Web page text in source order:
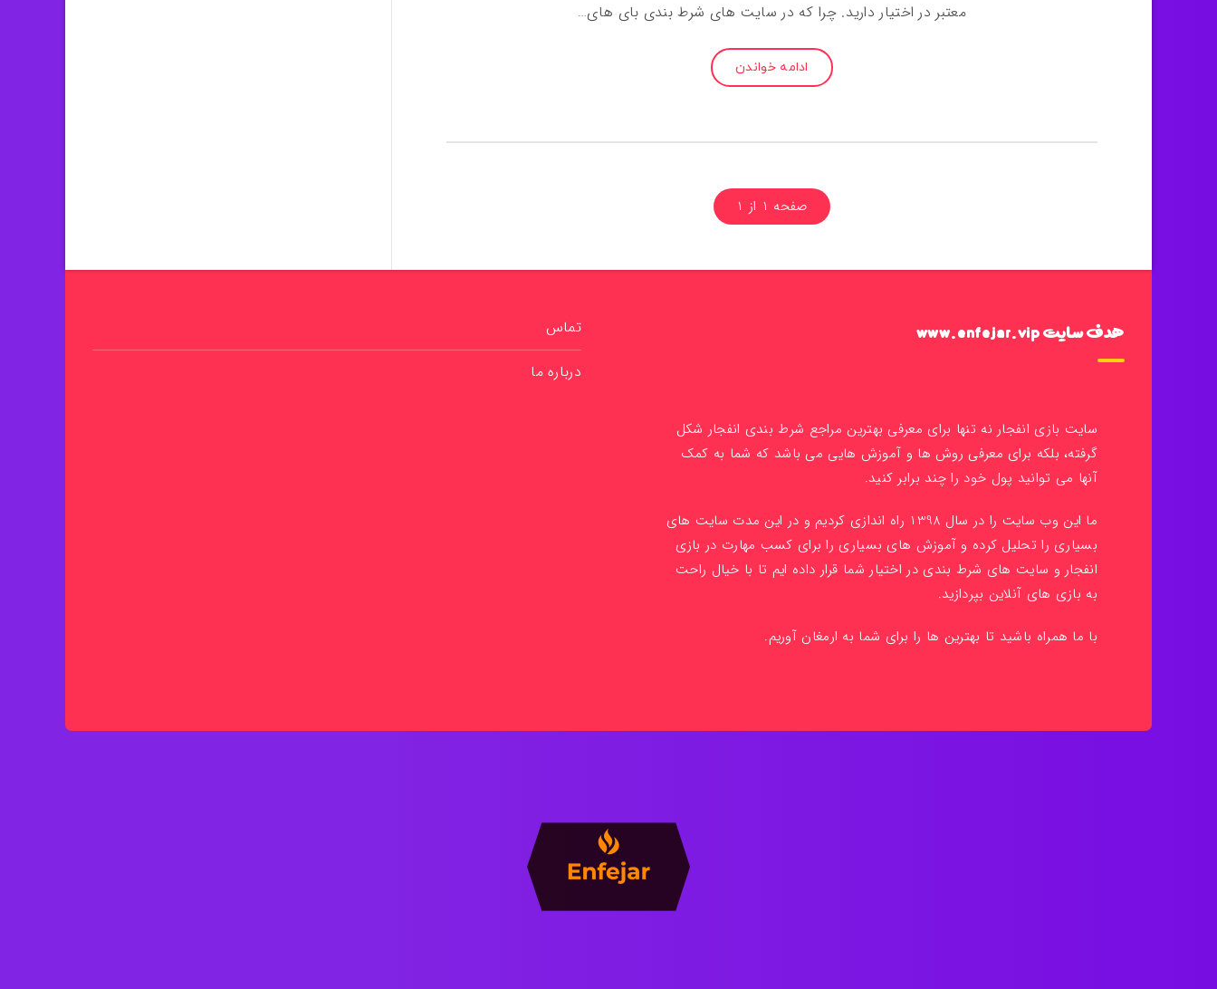
معتبر در اختیار دارید. چرا که در سایت های شرط بندی بای های…
ادامه خواندن
صفحه 1 از 1
هدف سایت www.enfejar.vip
سایت بازی انفجار نه تنها برای معرفی بهترین مراجع شرط بندی انفجار شکل
گرفته، بلکه برای معرفی روش ها و آموزش هایی می باشد که شما به کمک
آنها می توانید پول خود را چند برابر کنید.
ما این وب سایت را در سال 1398 راه اندازی کردیم و در این مدت سایت های
بسیاری را تحلیل کرده و آموزش های بسیاری را برای کسب مهارت در بازی
انفجار و سایت های شرط بندی در اختیار شما قرار داده ایم تا با خیال راحت
به بازی های آنلاین بپردازید.
با ما همراه باشید تا بهترین ها را برای شما به ارمغان آوریم.
تماس
درباره ما